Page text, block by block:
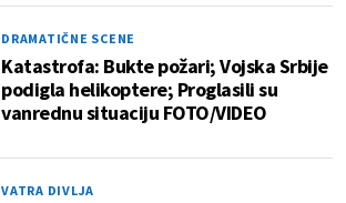
DRAMATIČNE SCENE
Katastrofa: Bukte požari; Vojska Srbije
podigla helikoptere; Proglasili su
vanrednu situaciju FOTO/VIDEO
VATRA DIVLJA